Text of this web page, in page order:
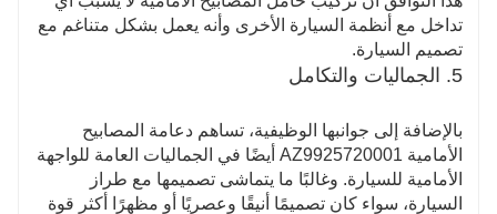
تداخل مع أنظمة السيارة الأخرى وأنه يعمل بشكل متناغم مع
تصميم السيارة.
5. الجماليات والتكامل
بالإضافة إلى جوانبها الوظيفية، تساهم دعامة المصابيح
الأمامية AZ9925720001 أيضًا في الجماليات العامة للواجهة
الأمامية للسيارة. وغالبًا ما يتماشى تصميمها مع طراز
السيارة، سواء كان تصميمًا أنيقًا وعصريًا أو مظهرًا أكثر قوة